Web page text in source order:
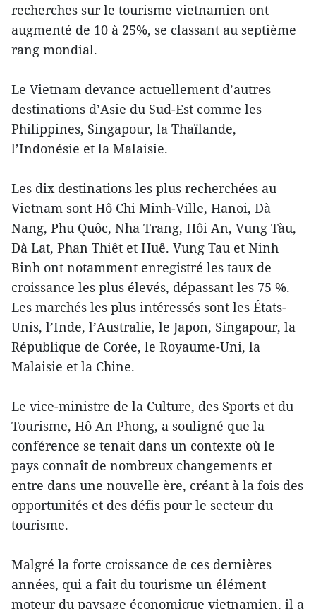
recherches sur le tourisme vietnamien ont
augmenté de 10 à 25%, se classant au septième
rang mondial.
Le Vietnam devance actuellement d’autres
destinations d’Asie du Sud-Est comme les
Philippines, Singapour, la Thaïlande,
l’Indonésie et la Malaisie.
Les dix destinations les plus recherchées au
Vietnam sont Hô Chi Minh-Ville, Hanoi, Dà
Nang, Phu Quôc, Nha Trang, Hôi An, Vung Tàu,
Dà Lat, Phan Thiêt et Huê. Vung Tau et Ninh
Binh ont notamment enregistré les taux de
croissance les plus élevés, dépassant les 75 %.
Les marchés les plus intéressés sont les États-
Unis, l’Inde, l’Australie, le Japon, Singapour, la
République de Corée, le Royaume-Uni, la
Malaisie et la Chine.
Le vice-ministre de la Culture, des Sports et du
Tourisme, Hô An Phong, a souligné que la
conférence se tenait dans un contexte où le
pays connaît de nombreux changements et
entre dans une nouvelle ère, créant à la fois des
opportunités et des défis pour le secteur du
tourisme.
Malgré la forte croissance de ces dernières
années, qui a fait du tourisme un élément
moteur du paysage économique vietnamien, il a